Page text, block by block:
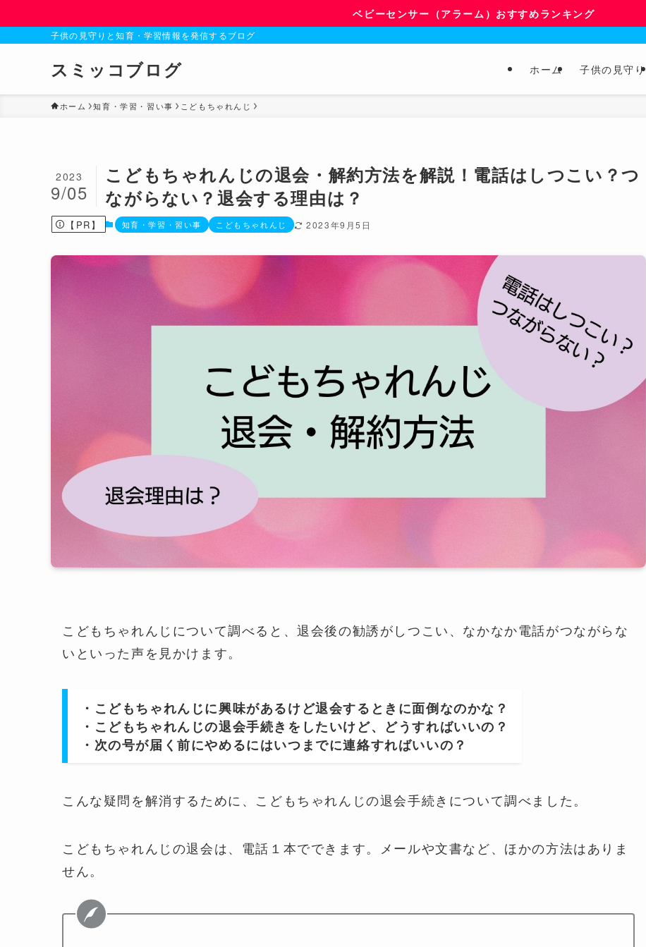
ベビーセンサー（アラーム）おすすめランキング
子供の見守りと知育・学習情報を発信するブログ
スミッコブログ ホーム 子供の見守り
ホーム 知育・学習・習い事 こどもちゃれんじ
こどもちゃれんじの退会・解約方法を解説！電話はしつこい？つ
ながらない？退会する理由は？
2023
9/05
【PR】 知育・学習・習い事 こどもちゃれんじ 2023年9月5日
こどもちゃれんじについて調べると、退会後の勧誘がしつこい、なかなか電話がつながらな
いといった声を見かけます。
・こどもちゃれんじに興味があるけど退会するときに面倒なのかな？
・こどもちゃれんじの退会手続きをしたいけど、どうすればいいの？
・次の号が届く前にやめるにはいつまでに連絡すればいいの？
こんな疑問を解消するために、こどもちゃれんじの退会手続きについて調べました。
こどもちゃれんじの退会は、電話１本でできます。メールや文書など、ほかの方法はありま
せん。